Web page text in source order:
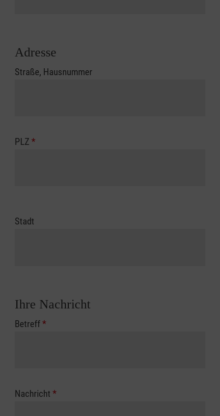
Adresse
Straße, Hausnummer
PLZ *
Stadt
Ihre Nachricht
Betreff*
Nachricht *